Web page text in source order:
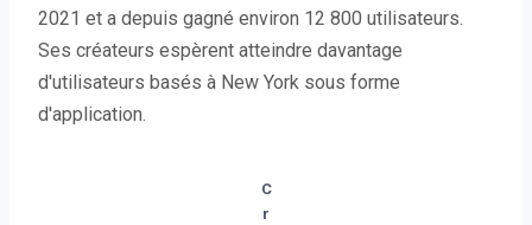
2021 et a depuis gagné environ 12 800 utilisateurs.
Ses créateurs espèrent atteindre davantage
d'utilisateurs basés à New York sous forme
d'application.
C
r